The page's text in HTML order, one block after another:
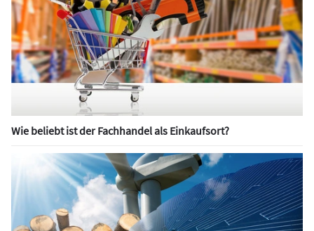
Wie beliebt ist der Fachhandel als Einkaufsort?